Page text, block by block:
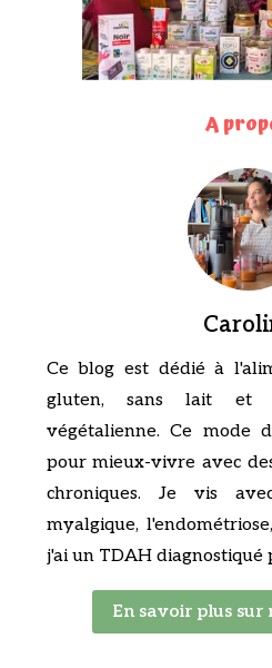
A
Ce blog est dédié à
gluten, sans lait et
végétalienne. Ce mode
pour mieux-vivre avec
chroniques. Je vis
myalgique,
j'ai un TDAH diagnostiqué
En savoir plus sur